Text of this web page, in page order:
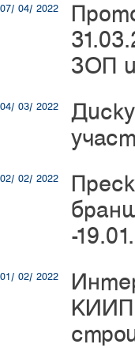
07/ 04/ 2022
ЗОП
04/ 03/ 2022
02/ 02/ 2022
-
01/ 02/ 2022
КИИП